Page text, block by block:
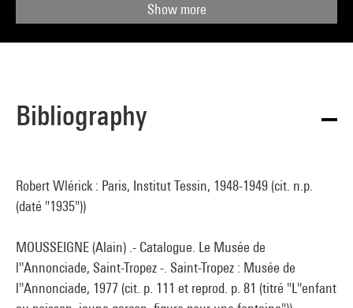
Show more
Bibliography
Robert Wlérick : Paris, Institut Tessin, 1948-1949 (cit. n.p.
(daté "1935"))
MOUSSEIGNE (Alain) .- Catalogue. Le Musée de
l''Annonciade, Saint-Tropez -. Saint-Tropez : Musée de
l''Annonciade, 1977 (cit. p. 111 et reprod. p. 81 (titré "L''enfant